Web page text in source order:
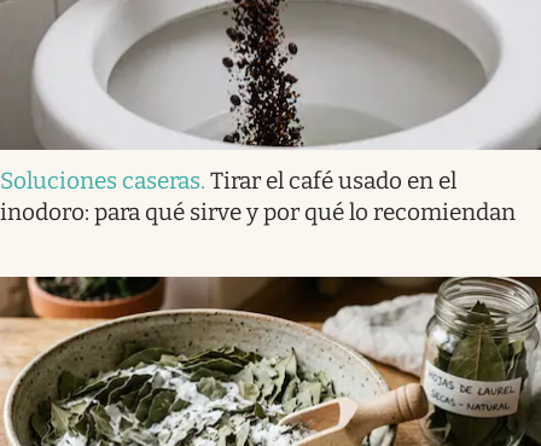
Soluciones caseras. Tirar el café usado en el
inodoro: para qué sirve y por qué lo recomiendan